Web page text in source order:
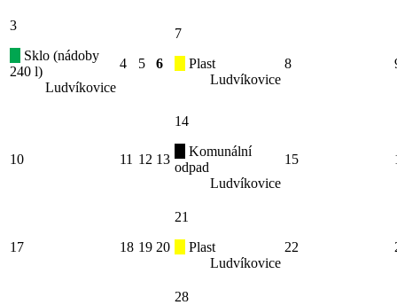
3
Sklo (nádoby
240 l)
Ludvíkovice
4 5 6
7
Plast
Ludvíkovice
8
10 11 12 13
14
Komunální
odpad
Ludvíkovice
15
17 18 19 20
21
Plast
Ludvíkovice
22
28